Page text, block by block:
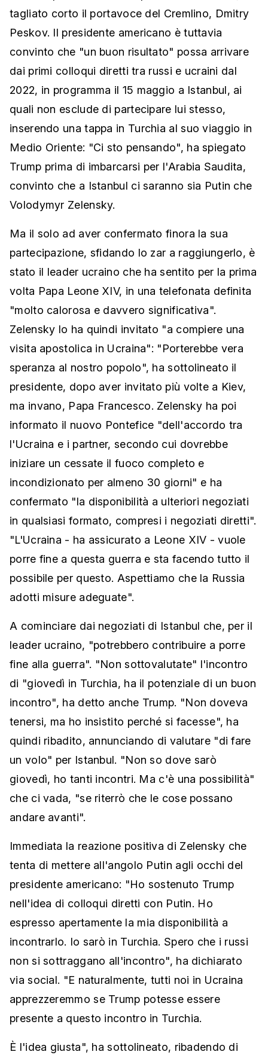
tagliato corto il portavoce del Cremlino, Dmitry
Peskov. Il presidente americano è tuttavia
convinto che "un buon risultato" possa arrivare
dai primi colloqui diretti tra russi e ucraini dal
2022, in programma il 15 maggio a Istanbul, ai
quali non esclude di partecipare lui stesso,
inserendo una tappa in Turchia al suo viaggio in
Medio Oriente: "Ci sto pensando", ha spiegato
Trump prima di imbarcarsi per l'Arabia Saudita,
convinto che a Istanbul ci saranno sia Putin che
Volodymyr Zelensky.
Ma il solo ad aver confermato finora la sua
partecipazione, sfidando lo zar a raggiungerlo, è
stato il leader ucraino che ha sentito per la prima
volta Papa Leone XIV, in una telefonata definita
"molto calorosa e davvero significativa".
Zelensky lo ha quindi invitato "a compiere una
visita apostolica in Ucraina": "Porterebbe vera
speranza al nostro popolo", ha sottolineato il
presidente, dopo aver invitato più volte a Kiev,
ma invano, Papa Francesco. Zelensky ha poi
informato il nuovo Pontefice "dell'accordo tra
l'Ucraina e i partner, secondo cui dovrebbe
iniziare un cessate il fuoco completo e
incondizionato per almeno 30 giorni" e ha
confermato "la disponibilità a ulteriori negoziati
in qualsiasi formato, compresi i negoziati diretti".
"L'Ucraina - ha assicurato a Leone XIV - vuole
porre fine a questa guerra e sta facendo tutto il
possibile per questo. Aspettiamo che la Russia
adotti misure adeguate".
A cominciare dai negoziati di Istanbul che, per il
leader ucraino, "potrebbero contribuire a porre
fine alla guerra". "Non sottovalutate" l'incontro
di "giovedì in Turchia, ha il potenziale di un buon
incontro", ha detto anche Trump. "Non doveva
tenersi, ma ho insistito perché si facesse", ha
quindi ribadito, annunciando di valutare "di fare
un volo" per Istanbul. "Non so dove sarò
giovedì, ho tanti incontri. Ma c'è una possibilità"
che ci vada, "se riterrò che le cose possano
andare avanti".
Immediata la reazione positiva di Zelensky che
tenta di mettere all'angolo Putin agli occhi del
presidente americano: "Ho sostenuto Trump
nell'idea di colloqui diretti con Putin. Ho
espresso apertamente la mia disponibilità a
incontrarlo. Io sarò in Turchia. Spero che i russi
non si sottraggano all'incontro", ha dichiarato
via social. "E naturalmente, tutti noi in Ucraina
apprezzeremmo se Trump potesse essere
presente a questo incontro in Turchia.
È l'idea giusta", ha sottolineato, ribadendo di